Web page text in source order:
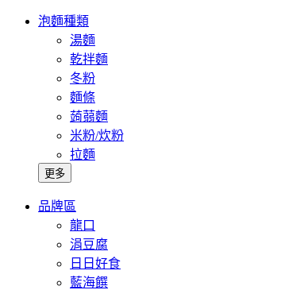
泡麵種類
湯麵
乾拌麵
冬粉
麵條
蒟蒻麵
米粉/炊粉
拉麵
更多
品牌區
龍口
涓豆腐
日日好食
藍海饌